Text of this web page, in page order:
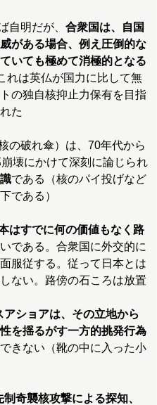
自明だが、 合衆国は、自国
がある場合、例え圧倒的な
いても極めて消極的となる
れは英仏が国力に比して無
の独自核抑止力保有を目指
た
の破れ傘）は、70年代から
壊にかけて深刻に論じられ
である（核のパイ投げなど
である）
はすでに何の価値もなく路
である。合衆国に外交的に
服従する。従って日本とは
ない。路傍の石ころは放置
ショアは、その立地から
を揺るがす一方的挑発行為
きない（靴の中に入った小
奇襲核攻撃による探知、